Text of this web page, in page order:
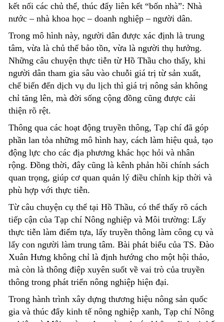
kết nối các chủ thể, thúc đẩy liên kết “bốn nhà”: Nhà
nước – nhà khoa học – doanh nghiệp – người dân.
Trong mô hình này, người dân được xác định là trung
tâm, vừa là chủ thể bảo tồn, vừa là người thụ hưởng.
Những câu chuyện thực tiễn từ Hồ Thầu cho thấy, khi
người dân tham gia sâu vào chuỗi giá trị từ sản xuất,
chế biến đến dịch vụ du lịch thì giá trị nông sản không
chỉ tăng lên, mà đời sống cộng đồng cũng được cải
thiện rõ rệt.
Thông qua các hoạt động truyền thông, Tạp chí đã góp
phần lan tỏa những mô hình hay, cách làm hiệu quả, tạo
động lực cho các địa phương khác học hỏi và nhân
rộng. Đồng thời, đây cũng là kênh phản hồi chính sách
quan trọng, giúp cơ quan quản lý điều chỉnh kịp thời và
phù hợp với thực tiễn.
Từ câu chuyện cụ thể tại Hồ Thầu, có thể thấy rõ cách
tiếp cận của Tạp chí Nông nghiệp và Môi trường: Lấy
thực tiễn làm điểm tựa, lấy truyền thông làm công cụ và
lấy con người làm trung tâm. Bài phát biểu của TS. Đào
Xuân Hưng không chỉ là định hướng cho một hội thảo,
mà còn là thông điệp xuyên suốt về vai trò của truyền
thông trong phát triển nông nghiệp hiện đại.
Trong hành trình xây dựng thương hiệu nông sản quốc
gia và thúc đẩy kinh tế nông nghiệp xanh, Tạp chí Nông